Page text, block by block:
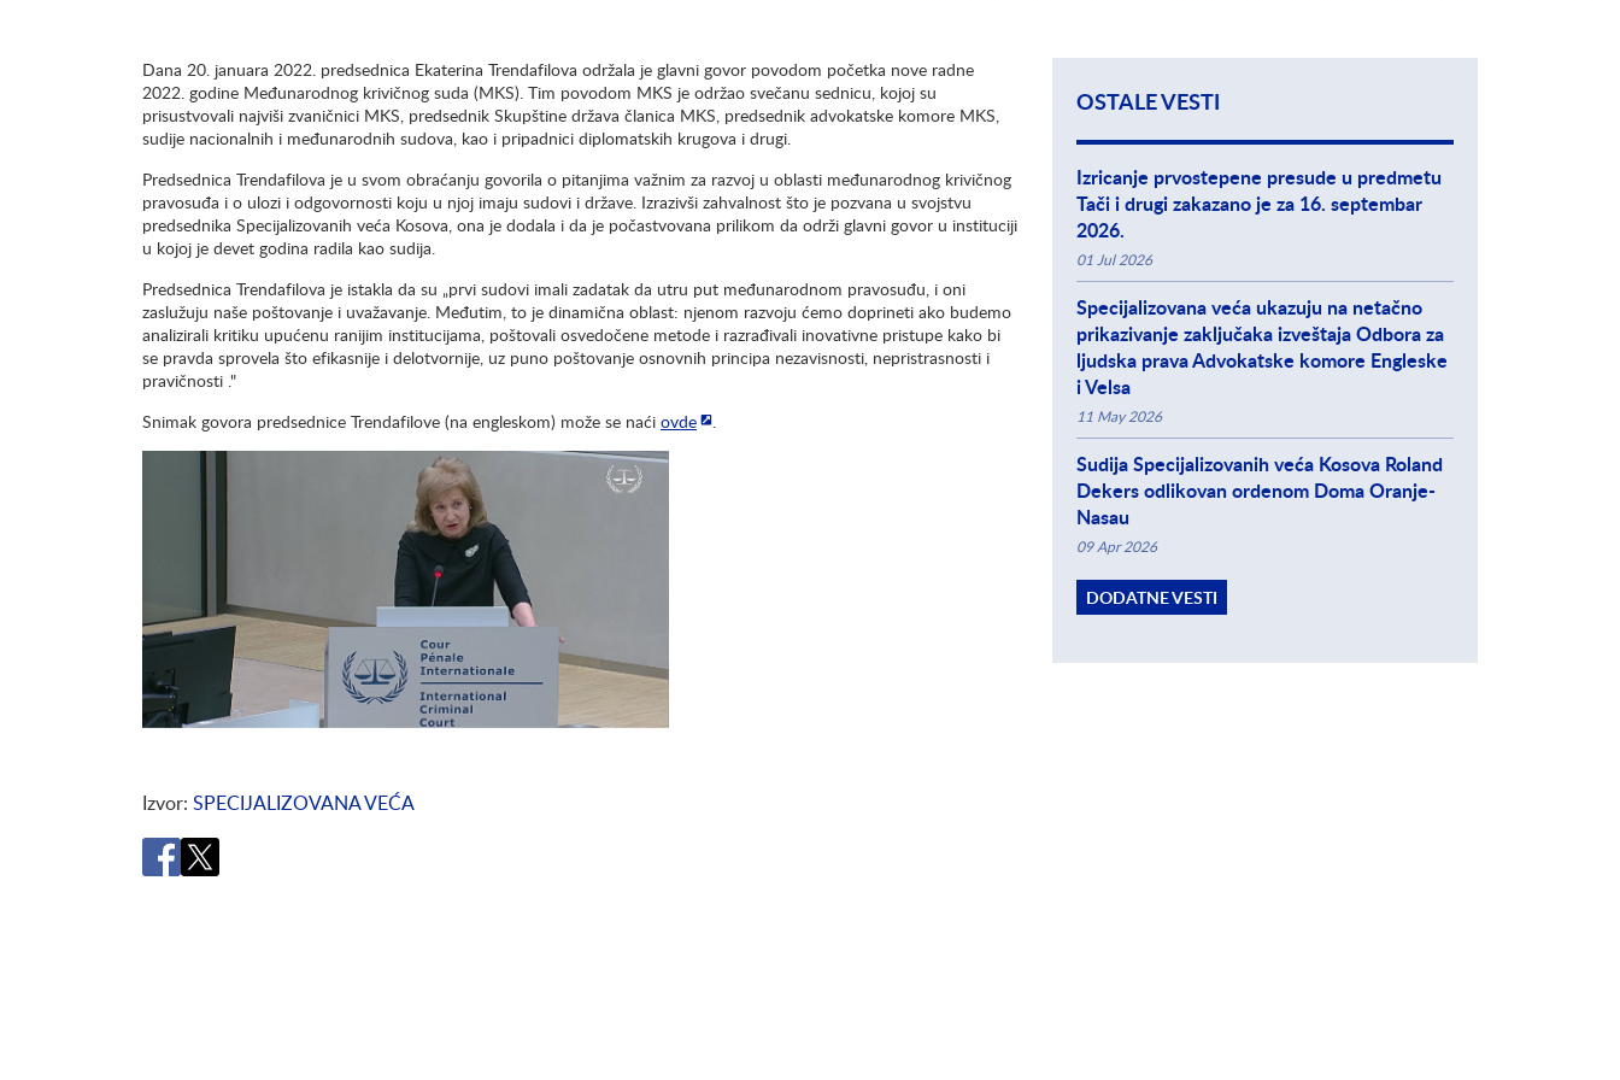
Dana 20. januara 2022. predsednica Ekaterina Trendafilova održala je glavni govor povodom početka nove radne
2022. godine Međunarodnog krivičnog suda (MKS). Tim povodom MKS je održao svečanu sednicu, kojoj su
prisustvovali najviši zvaničnici MKS, predsednik Skupštine država članica MKS, predsednik advokatske komore MKS,
sudije nacionalnih i međunarodnih sudova, kao i pripadnici diplomatskih krugova i drugi.
Predsednica Trendafilova je u svom obraćanju govorila o pitanjima važnim za razvoj u oblasti međunarodnog krivičnog
pravosuđa i o ulozi i odgovornosti koju u njoj imaju sudovi i države. Izrazivši zahvalnost što je pozvana u svojstvu
predsednika Specijalizovanih veća Kosova, ona je dodala i da je počastvovana prilikom da održi glavni govor u instituciji
u kojoj je devet godina radila kao sudija.
Predsednica Trendafilova je istakla da su „prvi sudovi imali zadatak da utru put međunarodnom pravosuđu, i oni
zaslužuju naše poštovanje i uvažavanje. Međutim, to je dinamična oblast: njenom razvoju ćemo doprineti ako budemo
analizirali kritiku upućenu ranijim institucijama, poštovali osvedočene metode i razrađivali inovativne pristupe kako bi
se pravda sprovela što efikasnije i delotvornije, uz puno poštovanje osnovnih principa nezavisnosti, nepristrasnosti i
pravičnosti ."
Snimak govora predsednice Trendafilove (na engleskom) može se naći ovde .
Izvor SPECIJALIZOVANA VEĆA
OSTALE VESTI
Izricanje prvostepene presude u predmetu
Tači i drugi zakazano je za 16. septembar
2026.
01 Jul 2026
Specijalizovana veća ukazuju na netačno
prikazivanje zaključaka izveštaja Odbora za
ljudska prava Advokatske komore Engleske
i Velsa
11 May 2026
Sudija Specijalizovanih veća Kosova Roland
Dekers odlikovan ordenom Doma Oranje-
Nasau
09 Apr 2026
DODATNE VESTI